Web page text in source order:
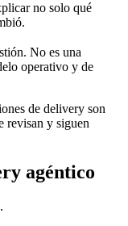
no solo qué
No es una
operativo y de
de delivery son
revisan y siguen
agéntico